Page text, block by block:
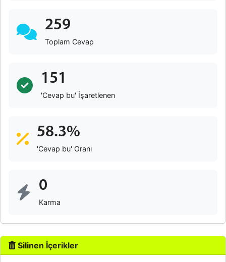
259
Toplam Cevap
151
'Cevap bu' İşaretlenen
58.3%
'Cevap bu' Oranı
0
Karma
Silinen İçerikler